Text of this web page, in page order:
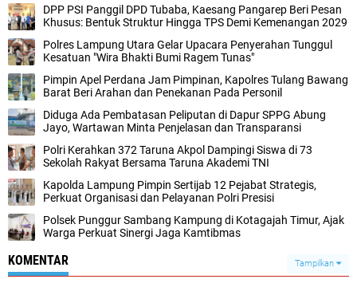
DPP PSI Panggil DPD Tubaba, Kaesang Pangarep Beri Pesan
Khusus: Bentuk Struktur Hingga TPS Demi Kemenangan 2029
Polres Lampung Utara Gelar Upacara Penyerahan Tunggul
Kesatuan "Wira Bhakti Bumi Ragem Tunas"
Pimpin Apel Perdana Jam Pimpinan, Kapolres Tulang Bawang
Barat Beri Arahan dan Penekanan Pada Personil
Diduga Ada Pembatasan Peliputan di Dapur SPPG Abung
Jayo, Wartawan Minta Penjelasan dan Transparansi
Polri Kerahkan 372 Taruna Akpol Dampingi Siswa di 73
Sekolah Rakyat Bersama Taruna Akademi TNI
Kapolda Lampung Pimpin Sertijab 12 Pejabat Strategis,
Perkuat Organisasi dan Pelayanan Polri Presisi
Polsek Punggur Sambang Kampung di Kotagajah Timur, Ajak
Warga Perkuat Sinergi Jaga Kamtibmas
KOMENTAR Tampilkan